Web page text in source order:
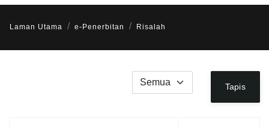
Laman Utama e-Penerbitan Risalah
Papar #
Tapis